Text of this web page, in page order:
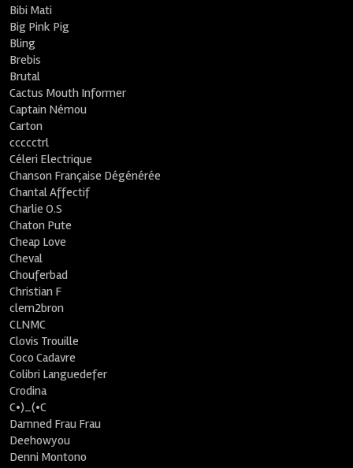
Bibi Mati
Big Pink Pig
Bling
Brebis
Brutal
Cactus Mouth Informer
Captain Némou
Carton
ccccctrl
Céleri Electrique
Chanson Française Dégénérée
Chantal Affectif
Charlie O.S
Chaton Pute
Cheap Love
Cheval
Chouferbad
Christian F
clem2bron
CLNMC
Clovis Trouille
Coco Cadavre
Colibri Languedefer
Crodina
C•)_(•C
Damned Frau Frau
Deehowyou
Denni Montono